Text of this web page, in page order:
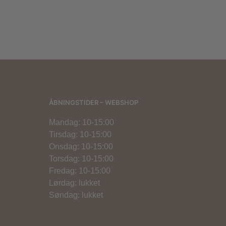
ÅBNINGSTIDER – WEBSHOP
Mandag: 10-15:00
Tirsdag: 10-15:00
Onsdag: 10-15:00
Torsdag: 10-15:00
Fredag: 10-15:00
Lørdag: lukket
Søndag: lukket